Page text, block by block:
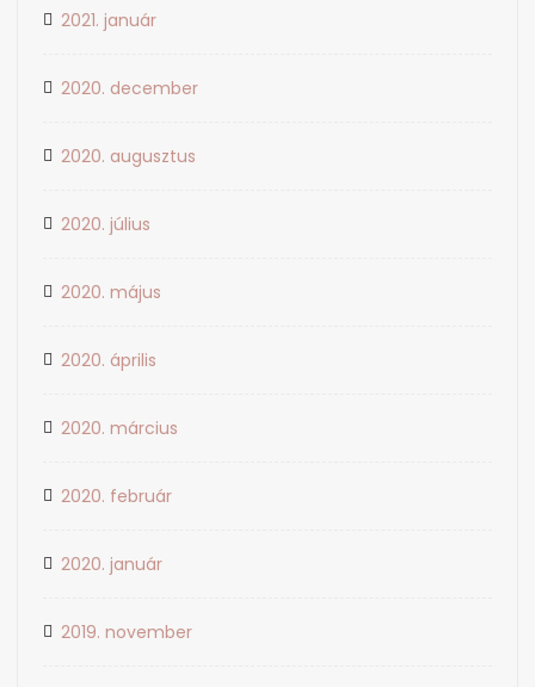
2021. január
2020. december
2020. augusztus
2020. július
2020. május
2020. április
2020. március
2020. február
2020. január
2019. november